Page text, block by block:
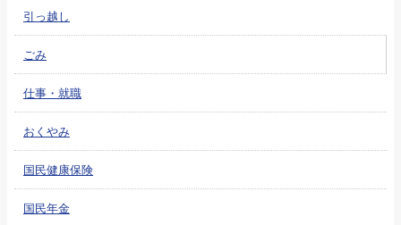
引っ越し
ごみ
仕事・就職
おくやみ
国民健康保険
国民年金